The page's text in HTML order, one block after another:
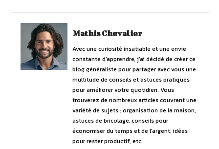
Mathis Chevalier
Avec une curiosité insatiable et une envie
constante d'apprendre, j'ai décidé de créer ce
blog généraliste pour partager avec vous une
multitude de conseils et astuces pratiques
pour améliorer votre quotidien. Vous
trouverez de nombreux articles couvrant une
variété de sujets : organisation de la maison,
astuces de bricolage, conseils pour
économiser du temps et de l'argent, idées
pour rester productif, etc.